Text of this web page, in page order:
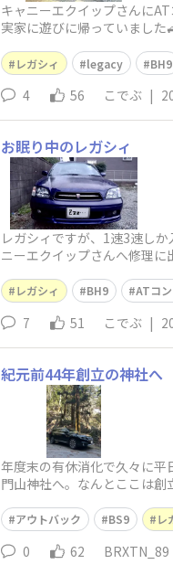
キャニーエクイップさんに
実家に遊びに帰っていまし
レガシィ legacy BH9
4 56 こでぶ |
お眠り中のレガシィ
レガシィですが、1速3速し
ニーエクイップさんへ修理
レガシィ BH9 ATコ
7 51 こでぶ |
紀元前44年創立の神社へ
年度末の有休消化で久々に
門山神社へ。なんとここは
アウトバック BS9 レ
0 62 BRXTN_89